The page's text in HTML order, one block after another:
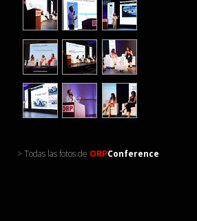
> Todas las fotos de ORPConference